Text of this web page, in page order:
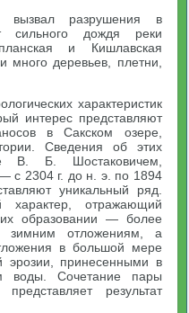
разрушения в
сильного дождя реки
и Кишлавская
много деревьев, плетни,
характеристик
интерес представляют
в Сакском озере,
Сведения об этих
В. Б. Шостаковичем,
с 2304 г. до н. э. по 1894
уникальный ряд.
характер, отражающий
их образовании — более
зимним отложениям, а
в большой мере
эрозии, принесенными в
воды. Сочетание пары
результат